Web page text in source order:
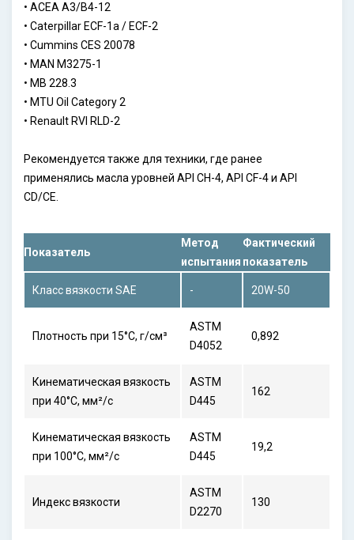
• ACEA A3/B4-12
• Caterpillar ECF-1a / ECF-2
• Cummins CES 20078
• MAN M3275-1
• MB 228.3
• MTU Oil Category 2
• Renault RVI RLD-2
Рекомендуется также для техники, где ранее
применялись масла уровней API CH-4, API CF-4 и API
CD/CE.
Показатель
Метод
испытания
Фактический
показатель
Класс вязкости SAE - 20W-50
Плотность при 15°C, г/см³
ASTM
D4052
0,892
Кинематическая вязкость
при 40°C, мм²/с
ASTM
D445
162
Кинематическая вязкость
при 100°C, мм²/с
ASTM
D445
19,2
Индекс вязкости
ASTM
D2270
130